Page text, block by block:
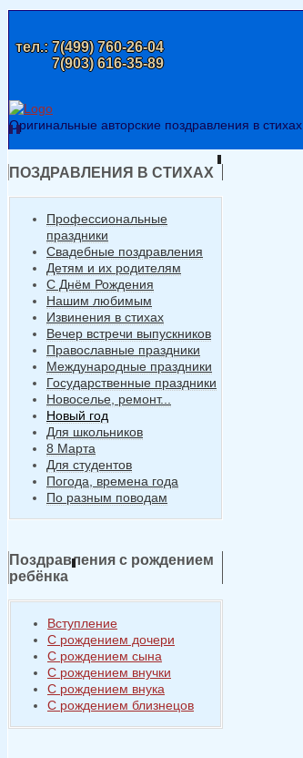
тел.:7(499) 760-26-04
7(903) 616-35-89
Оригинальные авторские поздравления в стихах
ПОЗДРАВЛЕНИЯ В СТИХАХ
Профессиональные
праздники
Свадебные поздравления
Детям и их родителям
С Днём Рождения
Нашим любимым
Извинения в стихах
Вечер встречи выпускников
Православные праздники
Международные праздники
Государственные праздники
Новоселье, ремонт...
Новый год
Для школьников
8 Марта
Для студентов
Погода, времена года
По разным поводам
Поздравления с рождением
ребёнка
Вступление
С рождением дочери
С рождением сына
С рождением внучки
С рождением внука
С рождением близнецов